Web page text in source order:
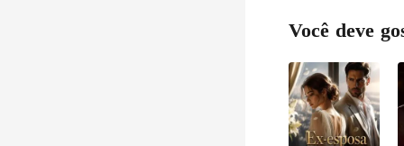
Você deve